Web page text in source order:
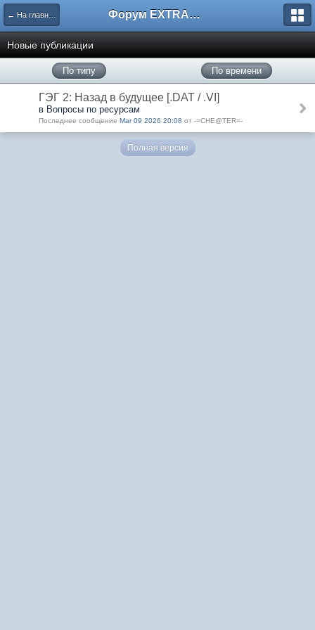
← На главную Форум EXTRACTOR.ru
Новые публикации
По типу По времени
ГЭГ 2: Назад в будущее [.DAT / .VI]
в Вопросы по ресурсам
Последнее сообщение Mar 09 2026 20:08 от -=CHE@TER=-
Полная версия